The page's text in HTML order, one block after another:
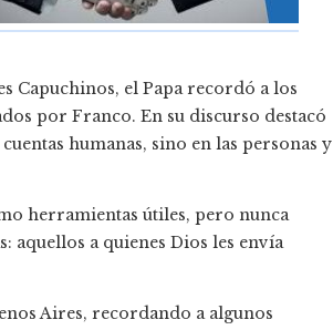
Capuchinos, el Papa recordó a los
​​por Franco. En su discurso destacó
humanas, sino en las personas y
herramientas útiles, pero nunca
aquellos a quienes Dios les envía
Aires, recordando a algunos